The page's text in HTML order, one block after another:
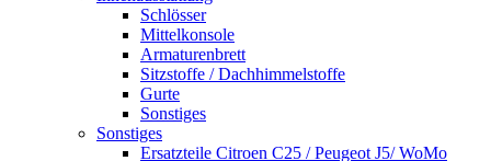
Schlösser
Mittelkonsole
Armaturenbrett
Sitzstoffe / Dachhimmelstoffe
Gurte
Sonstiges
Sonstiges
Ersatzteile Citroen C25 / Peugeot J5/ WoMo